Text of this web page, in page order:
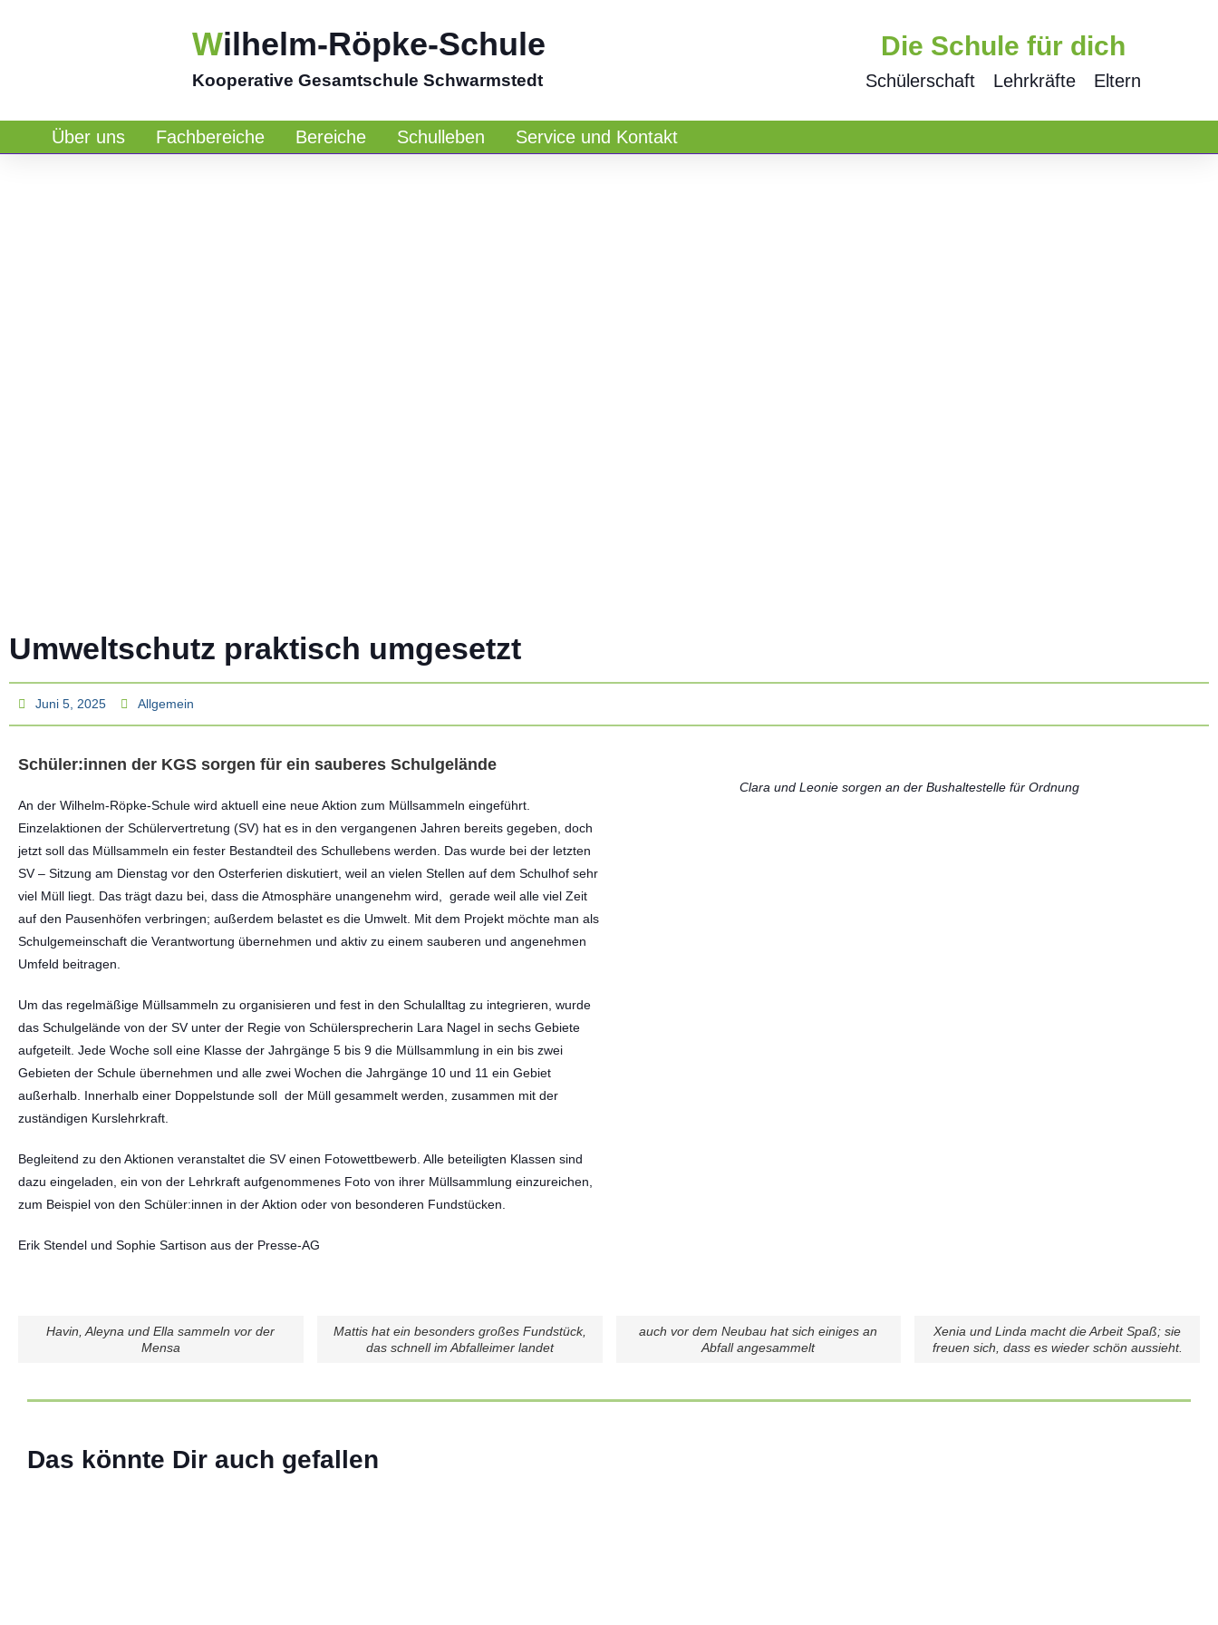
Wilhelm-Röpke-Schule
Kooperative Gesamtschule Schwarmstedt
Die Schule für dich
Schülerschaft Lehrkräfte Eltern
Über uns Fachbereiche Bereiche Schulleben Service und Kontakt
Umweltschutz praktisch umgesetzt
Juni 5, 2025 Allgemein
Schüler:innen der KGS sorgen für ein sauberes Schulgelände
An der Wilhelm-Röpke-Schule wird aktuell eine neue Aktion zum Müllsammeln eingeführt.
Einzelaktionen der Schülervertretung (SV) hat es in den vergangenen Jahren bereits gegeben, doch
jetzt soll das Müllsammeln ein fester Bestandteil des Schullebens werden. Das wurde bei der letzten
SV – Sitzung am Dienstag vor den Osterferien diskutiert, weil an vielen Stellen auf dem Schulhof sehr
viel Müll liegt. Das trägt dazu bei, dass die Atmosphäre unangenehm wird, gerade weil alle viel Zeit
auf den Pausenhöfen verbringen; außerdem belastet es die Umwelt. Mit dem Projekt möchte man als
Schulgemeinschaft die Verantwortung übernehmen und aktiv zu einem sauberen und angenehmen
Umfeld beitragen.
Um das regelmäßige Müllsammeln zu organisieren und fest in den Schulalltag zu integrieren, wurde
das Schulgelände von der SV unter der Regie von Schülersprecherin Lara Nagel in sechs Gebiete
aufgeteilt. Jede Woche soll eine Klasse der Jahrgänge 5 bis 9 die Müllsammlung in ein bis zwei
Gebieten der Schule übernehmen und alle zwei Wochen die Jahrgänge 10 und 11 ein Gebiet
außerhalb. Innerhalb einer Doppelstunde soll der Müll gesammelt werden, zusammen mit der
zuständigen Kurslehrkraft.
Begleitend zu den Aktionen veranstaltet die SV einen Fotowettbewerb. Alle beteiligten Klassen sind
dazu eingeladen, ein von der Lehrkraft aufgenommenes Foto von ihrer Müllsammlung einzureichen,
zum Beispiel von den Schüler:innen in der Aktion oder von besonderen Fundstücken.
Erik Stendel und Sophie Sartison aus der Presse-AG
Clara und Leonie sorgen an der Bushaltestelle für Ordnung
Havin, Aleyna und Ella sammeln vor der
Mensa
Mattis hat ein besonders großes Fundstück,
das schnell im Abfalleimer landet
auch vor dem Neubau hat sich einiges an
Abfall angesammelt
Xenia und Linda macht die Arbeit Spaß; sie
freuen sich, dass es wieder schön aussieht.
Das könnte Dir auch gefallen